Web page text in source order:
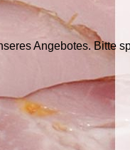
Angebotes. Bitte